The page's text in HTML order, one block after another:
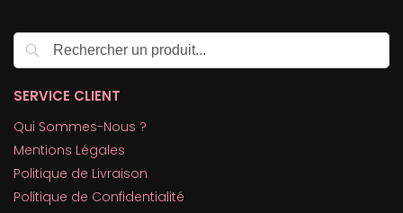
SERVICE CLIENT
Qui Sommes-Nous ?
Mentions Légales
Politique de Livraison
Politique de Confidentialité